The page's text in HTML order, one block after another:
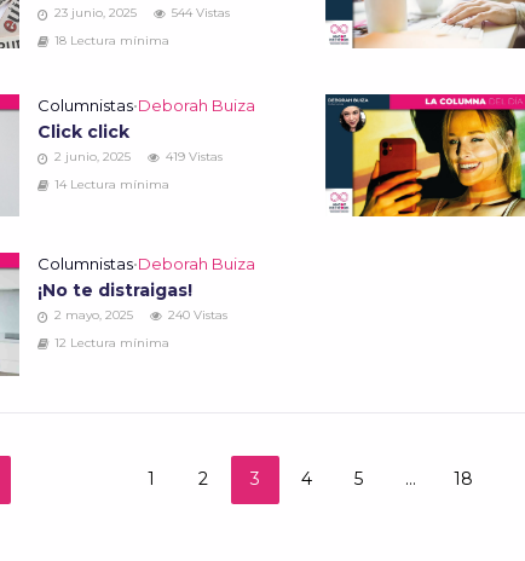
23 junio, 2025
544 Vistas
18 Lectura mínima
Columnistas•Deborah Buiza
Click click
2 junio, 2025
419 Vistas
14 Lectura mínima
Columnistas•Deborah Buiza
¡No te distraigas!
2 mayo, 2025
240 Vistas
12 Lectura mínima
1 2 3 4 5 … 18